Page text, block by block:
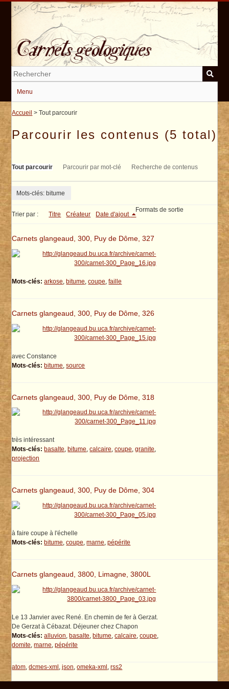
Passer
Menu
Accueil > Tout parcourir
Parcourir les contenus (5 total)
Tout parcourir Parcourir par mot-clé Recherche de contenus
Mots-clés: bitume
Trier par : Titre Créateur Date d'ajout
Carnets glangeaud, 300, Puy de Dôme, 327
Mots-clés: arkose,bitume,coupe,faille
Carnets glangeaud, 300, Puy de Dôme, 326
avec Constance
Mots-clés: bitume ,source
Carnets glangeaud, 300, Puy de Dôme, 318
très intéressant
Mots-clés: basalte, bitume,calcaire,coupe,granite,
projection
Carnets glangeaud, 300, Puy de Dôme, 304
à faire coupe à l'échelle
Mots-clés: bitume,coupe,marne,pépérite
Carnets glangeaud, 3800, Limagne, 3800L
Le 13 Janvier avec René. En chemin de fer à Gerzat.
De Gerzat à Cébazat. Déjeuner chez Chapon
Mots-clés: alluvion, basalte, bitume,calcaire,coupe,
domite,marne,pépérite
Formats de sortie
atom,dcmes-xml ,json,omeka-xml ,rss2